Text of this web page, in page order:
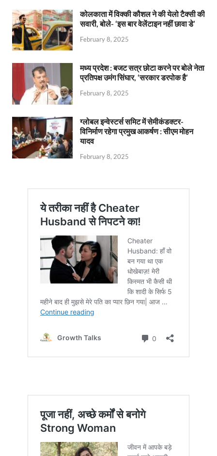
कोलकाता में विक्की कौशल ने की येलो टैक्सी की
सवारी, बोले- ‘इस बार वेलेंटाइन नहीं छावा डे’
February 8, 2025
मध्य प्रदेश : बजट सत्र छोटा करने पर बोले नेता
प्रतिपक्ष उमंग सिंघार, ‘सरकार डरपोक है’
February 8, 2025
ग्लोबल इन्वेस्टर्स समिट में सेमीकंडक्टर-
विनिर्माण रहेगा प्रमुख आकर्षण : सीएम मोहन
यादव
February 8, 2025